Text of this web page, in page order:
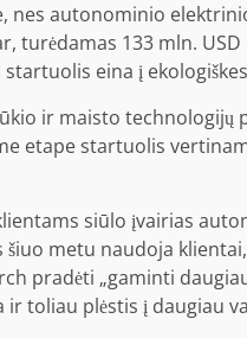
nes autonominio
turėdamas 133 mln. USD
eina į
ir maisto technologijų
etape startuolis
siūlo įvairias
metu naudoja
pradėti „gaminti
toliau plėstis į daugiau